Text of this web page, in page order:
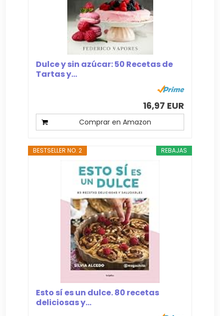
Dulce y sin azúcar: 50 Recetas de
Tartas y...
16,97 EUR
Comprar en Amazon
REBAJAS
BESTSELLER NO. 2
Esto sí es un dulce. 80 recetas
deliciosas y...